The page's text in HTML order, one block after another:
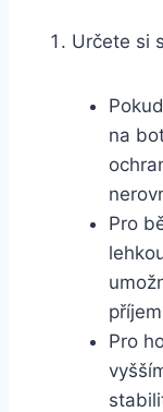
Určete si
na
Pro
Pro